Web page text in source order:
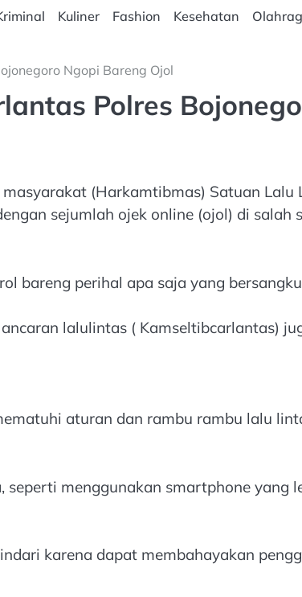
Kuliner Fashion Kesehatan
Ngopi Bareng Ojol
Polres
(Harkamtibmas) Satuan
sejumlah ojek online (ojol) di
bareng perihal apa saja yang
lalulintas ( Kamseltibcarlantas)
aturan dan rambu rambu lalu
menggunakan smartphone yang
karena dapat membahayakan